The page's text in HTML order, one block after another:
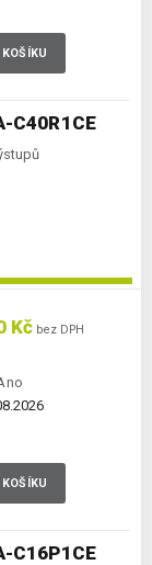
C40R1CE
KOŠÍKU
C16P1CE
Kč bez DPH
KOŠÍKU